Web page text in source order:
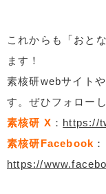
これからも「おと
ます！
素核研webサイト
す。ぜひフォロー
素核研 X ： https://
素核研Facebook ：
https://